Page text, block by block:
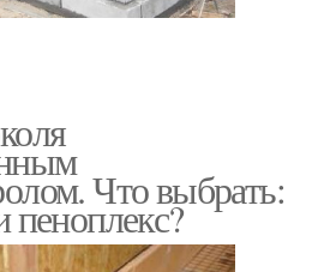
Что выбрать:
пеноплекс?